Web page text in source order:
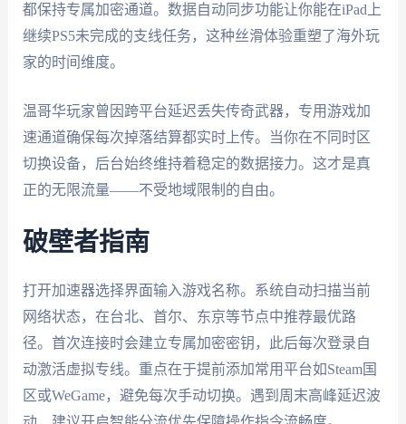
都保持专属加密通道。数据自动同步功能让你能在iPad上
继续PS5未完成的支线任务，这种丝滑体验重塑了海外玩
家的时间维度。
温哥华玩家曾因跨平台延迟丢失传奇武器，专用游戏加
速通道确保每次掉落结算都实时上传。当你在不同时区
切换设备，后台始终维持着稳定的数据接力。这才是真
正的无限流量——不受地域限制的自由。
破壁者指南
打开加速器选择界面输入游戏名称。系统自动扫描当前
网络状态，在台北、首尔、东京等节点中推荐最优路
径。首次连接时会建立专属加密密钥，此后每次登录自
动激活虚拟专线。重点在于提前添加常用平台如Steam国
区或WeGame，避免每次手动切换。遇到周末高峰延迟波